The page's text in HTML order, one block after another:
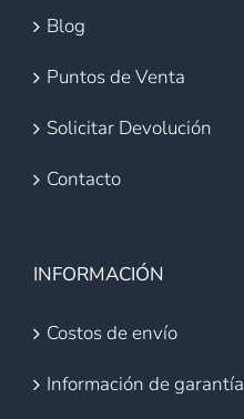
Blog
Puntos de Venta
Solicitar Devolución
Contacto
INFORMACIÓN
Costos de envío
Información de garantía